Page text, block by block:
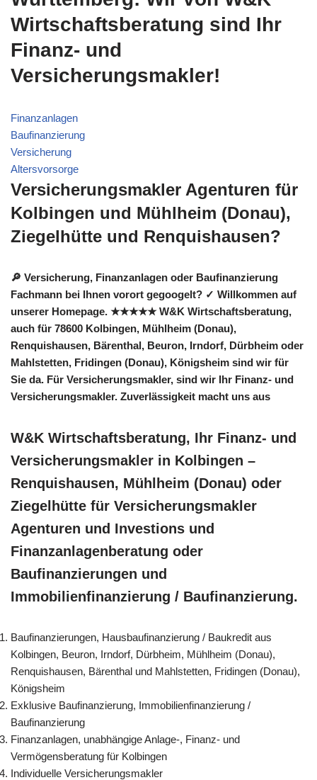
Wirtschaftsberatung sind Ihr
Finanz- und
Versicherungsmakler!
Finanzanlagen
Baufinanzierung
Versicherung
Altersvorsorge
Versicherungsmakler Agenturen für
Kolbingen und Mühlheim (Donau),
Ziegelhütte und Renquishausen?
🔎 Versicherung, Finanzanlagen oder Baufinanzierung
Fachmann bei Ihnen vorort gegoogelt? ✓ Willkommen auf
unserer Homepage. ★★★★★ W&K Wirtschaftsberatung,
auch für 78600 Kolbingen, Mühlheim (Donau),
Renquishausen, Bärenthal, Beuron, Irndorf, Dürbheim oder
Mahlstetten, Fridingen (Donau), Königsheim sind wir für
Sie da. Für Versicherungsmakler, sind wir Ihr Finanz- und
Versicherungsmakler. Zuverlässigkeit macht uns aus
W&K Wirtschaftsberatung, Ihr Finanz- und
Versicherungsmakler in Kolbingen –
Renquishausen, Mühlheim (Donau) oder
Ziegelhütte für Versicherungsmakler
Agenturen und Investions und
Finanzanlagenberatung oder
Baufinanzierungen und
Immobilienfinanzierung / Baufinanzierung.
Baufinanzierungen, Hausbaufinanzierung / Baukredit aus
Kolbingen, Beuron, Irndorf, Dürbheim, Mühlheim (Donau),
Renquishausen, Bärenthal und Mahlstetten, Fridingen (Donau),
Königsheim
Exklusive Baufinanzierung, Immobilienfinanzierung /
Baufinanzierung
Finanzanlagen, unabhängige Anlage-, Finanz- und
Vermögensberatung für Kolbingen
Individuelle Versicherungsmakler